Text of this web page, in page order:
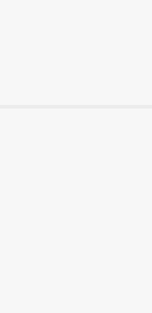
de vídeos
de seguridad y